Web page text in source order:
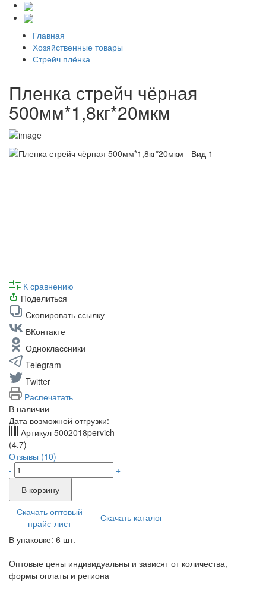
Главная
Хозяйственные товары
Стрейч плёнка
Пленка стрейч чёрная
500мм*1,8кг*20мкм
К сравнению
Поделиться
Скопировать ссылку
ВКонтакте
Одноклассники
Telegram
Twitter
Распечатать
В наличии
Дата возможной отгрузки:
Артикул 5002018pervich
(4.7)
Отзывы (10)
-
+
В корзину
Скачать оптовый
прайс-лист
Скачать каталог
В упаковке: 6 шт.
Оптовые цены индивидуальны и зависят от количества,
формы оплаты и региона